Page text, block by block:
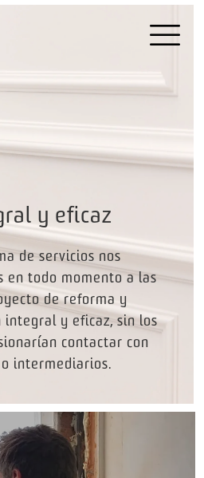
y eficaz
de servicios nos
en todo momento a las
de reforma y
integral y eficaz, sin los
contactar con
intermediarios.